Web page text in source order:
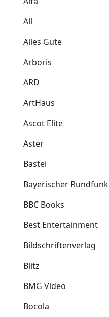
All
Alles Gute
Arboris
ARD
ArtHaus
Ascot Elite
Aster
Bastei
Bayerischer Rundfunk
BBC Books
Best Entertainment
Bildschriftenverlag
Blitz
BMG Video
Bocola